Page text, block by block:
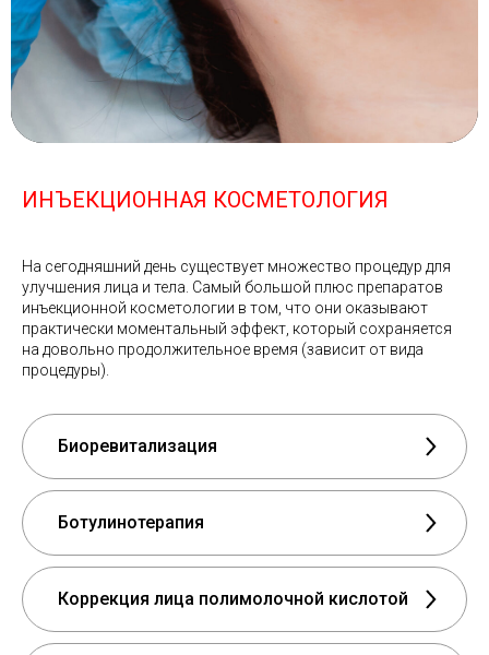
ИНЪЕКЦИОННАЯ КОСМЕТОЛОГИЯ
На сегодняшний день существует множество процедур для
улучшения лица и тела. Самый большой плюс препаратов
инъекционной косметологии в том, что они оказывают
практически моментальный эффект, который сохраняется
на довольно продолжительное время (зависит от вида
процедуры).
Биоревитализация
Ботулинотерапия
Коррекция лица полимолочной кислотой